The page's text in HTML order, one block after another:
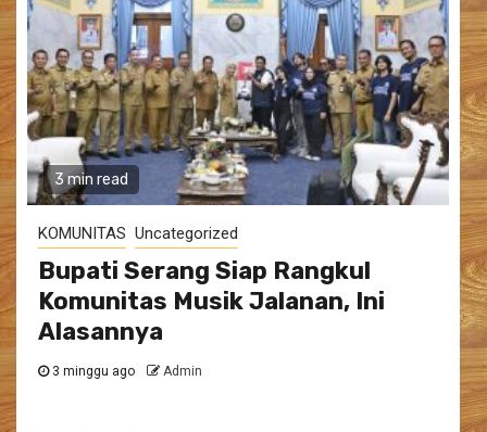
3 min read
KOMUNITAS Uncategorized
Bupati Serang Siap Rangkul
Komunitas Musik Jalanan, Ini
Alasannya
3 minggu ago Admin